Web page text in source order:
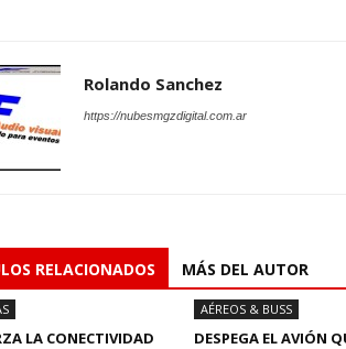
Rolando Sanchez
https://nubesmgzdigital.com.ar
RELACIONADOS MÁS DEL AUTOR
LA CONECTIVIDAD
AÉREOS & BUSS
DESPEGA EL AVIÓN